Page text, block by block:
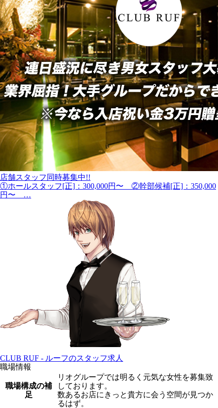
店舗スタッフ同時募集中!!
①ホールスタッフ[正]：300,000円〜 ②幹部候補[正]：350,000
円〜 …
CLUB RUF - ルーフのスタッフ求人
職場情報
職場構成の補
足
リオグループでは明るく元気な女性を募集致
しております。
数あるお店にきっと貴方に会う空間が見つか
るはず。